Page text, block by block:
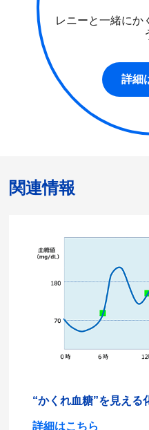
レニーと一緒にか
詳細
関連情報
“かくれ血糖”を見える
詳細はこちら